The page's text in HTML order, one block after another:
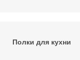
Полки для кухни